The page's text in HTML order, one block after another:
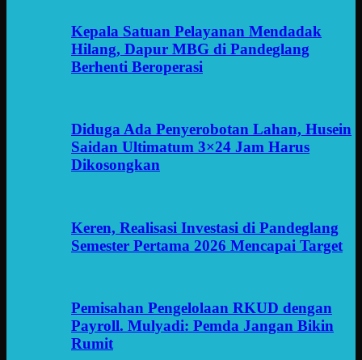
Kepala Satuan Pelayanan Mendadak
Hilang, Dapur MBG di Pandeglang
Berhenti Beroperasi
Diduga Ada Penyerobotan Lahan, Husein
Saidan Ultimatum 3×24 Jam Harus
Dikosongkan
Keren, Realisasi Investasi di Pandeglang
Semester Pertama 2026 Mencapai Target
Pemisahan Pengelolaan RKUD dengan
Payroll. Mulyadi: Pemda Jangan Bikin
Rumit